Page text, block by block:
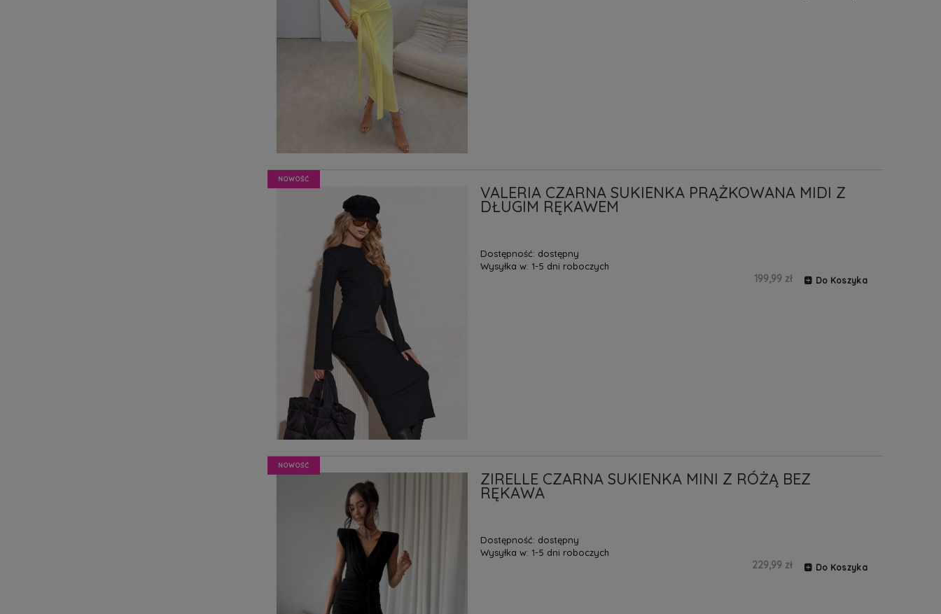
VALERIA CZARNA SUKIENKA PRĄŻKOWANA MIDI Z
DŁUGIM RĘKAWEM
Dostępność: dostępny
Wysyłka w: 1-5 dni roboczych
199,99 zł Do Koszyka
NOWOŚĆ
ZIRELLE CZARNA SUKIENKA MINI Z RÓŻĄ BEZ
RĘKAWA
Dostępność: dostępny
Wysyłka w: 1-5 dni roboczych
229,99 zł Do Koszyka
NOWOŚĆ